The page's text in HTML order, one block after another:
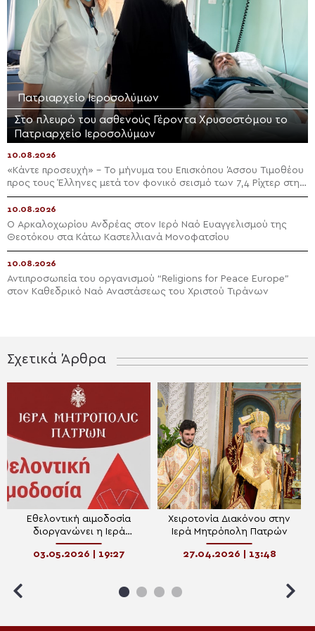
Πατριαρχείο Ιεροσολύμων
Στο πλευρό του ασθενούς Γέροντα Χρυσοστόμου το
Πατριαρχείο Ιεροσολύμων
10.08.2026
«Κάντε προσευχή» – Το μήνυμα του Επισκόπου Άσσου Τιμοθέου
προς τους Έλληνες μετά τον φονικό σεισμό των 7,4 Ρίχτερ στην
Κολομβία
10.08.2026
Ο Αρκαλοχωρίου Ανδρέας στον Ιερό Ναό Ευαγγελισμού της
Θεοτόκου στα Κάτω Καστελλιανά Μονοφατσίου
10.08.2026
Αντιπροσωπεία του οργανισμού “Religions for Peace Europe”
στον Καθεδρικό Ναό Αναστάσεως του Χριστού Τιράνων
Σχετικά Άρθρα
Εθελοντική αιμοδοσία
διοργανώνει η Ιερά
Μητρόπολη Πατρών
03.05.2026 | 19:27
Χειροτονία Διακόνου στην
Ιερά Μητρόπολη Πατρών
27.04.2026 | 13:48